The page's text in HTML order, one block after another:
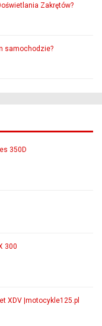
Zakrętów?
samochodzie?
350D
300
XDV |motocykle125.pl